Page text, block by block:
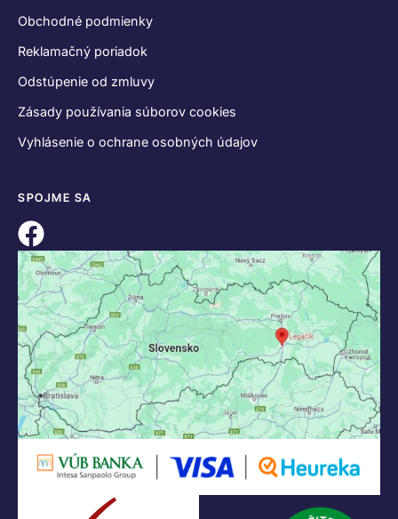
Obchodné podmienky
Reklamačný poriadok
Odstúpenie od zmluvy
Zásady používania súborov cookies
Vyhlásenie o ochrane osobných údajov
SPOJME SA